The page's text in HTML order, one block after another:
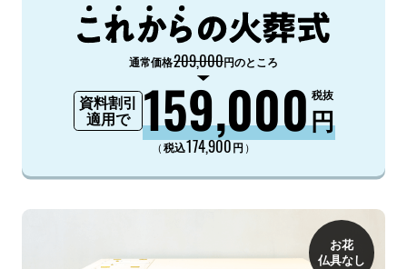
通常価格209,000円のところ
資料割引
適用で
159,000円
税抜
（税込174,900円 ）
お花
仏具なし